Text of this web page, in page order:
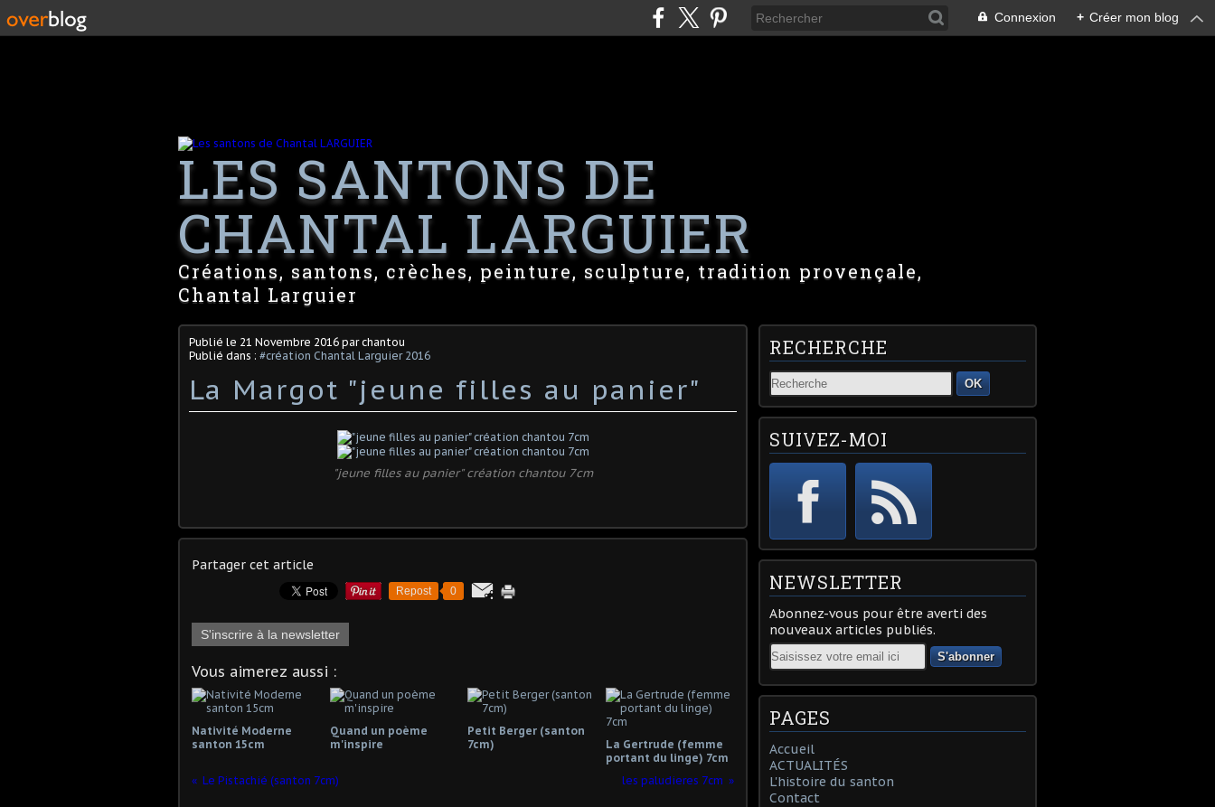
Connexion + Créer mon blog
LES SANTONS DE
CHANTAL LARGUIER
Créations, santons, crèches, peinture, sculpture, tradition provençale,
Chantal Larguier
Publié le 21 Novembre 2016 par chantou
Publié dans : #création Chantal Larguier 2016
La Margot "jeune filles au panier"
"jeune filles au panier" création chantou 7cm
Partager cet article
Repost 0
S'inscrire à la newsletter
Vous aimerez aussi :
Nativité Moderne
santon 15cm
Quand un poème
m'inspire
Petit Berger (santon
7cm)
La Gertrude (femme
portant du linge) 7cm
Le Pistachié (santon 7cm)
les paludieres 7cm
RECHERCHE
OK
SUIVEZ-MOI
NEWSLETTER
Abonnez-vous pour être averti des
nouveaux articles publiés.
Email
PAGES
Accueil
ACTUALITÉS
L'histoire du santon
Contact